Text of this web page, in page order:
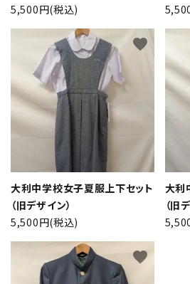
5,500円(税込)
大利中学校女子夏服上下セット
（旧デザイン）
5,500円(税込)
favorite
大利
（旧
favorite